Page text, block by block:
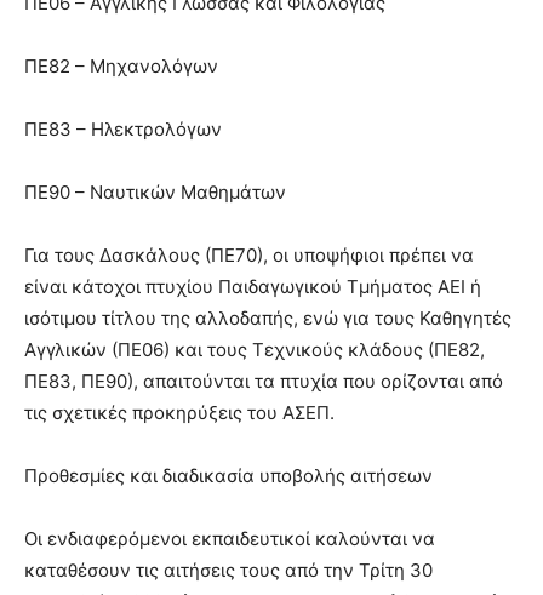
ΠΕ82 – Μηχανολόγων
ΠΕ83 – Ηλεκτρολόγων
ΠΕ90 – Ναυτικών Μαθημάτων
Για τους Δασκάλους (ΠΕ70), οι υποψήφιοι πρέπει να
είναι κάτοχοι πτυχίου Παιδαγωγικού Τμήματος ΑΕΙ ή
ισότιμου τίτλου της αλλοδαπής, ενώ για τους Καθηγητές
Αγγλικών (ΠΕ06) και τους Τεχνικούς κλάδους (ΠΕ82,
ΠΕ83, ΠΕ90), απαιτούνται τα πτυχία που ορίζονται από
τις σχετικές προκηρύξεις του ΑΣΕΠ.
Προθεσμίες και διαδικασία υποβολής αιτήσεων
Οι ενδιαφερόμενοι εκπαιδευτικοί καλούνται να
καταθέσουν τις αιτήσεις τους από την Τρίτη 30